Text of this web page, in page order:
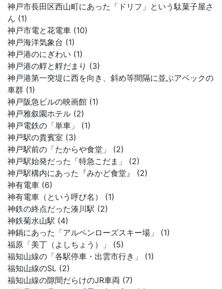
神戸市長田区西山町にあった「ドリフ」という駄菓子屋さ
ん (1)
神戸市電と花電車 (10)
神戸海洋気象台 (1)
神戸港のにぎわい (1)
神戸港の艀と艀だまり (3)
神戸港第一突堤に西を向き、斜め等間隔に並ぶアベックの
車群 (1)
神戸阪急ビルの映画館 (1)
神戸雅叙園ホテル (2)
神戸電鉄の「単車」 (1)
神戸駅の貴賓室 (3)
神戸駅前の「たからや食堂」 (2)
神戸駅始発だった「特急こだま」 (2)
神戸駅構内にあった『みかど食堂』 (2)
神有電車 (6)
神有電車（という呼び名） (1)
神鉄の終点だった湊川駅 (2)
神鉄菊水山駅 (4)
神鍋にあった「アルペンローズスキー場」 (1)
福原「美丁（よしちょう）」 (5)
福知山線の「各駅停車・出雲市行き」 (1)
福知山線のSL (2)
福知山線の隙間だらけのJR車両 (7)